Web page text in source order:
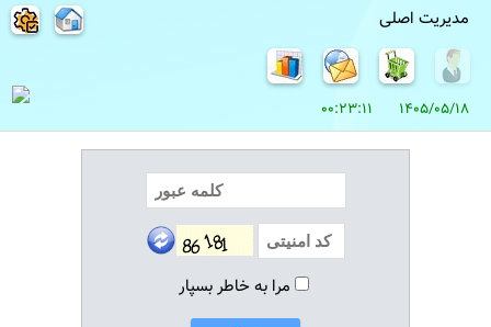
مدیریت اصلی
1405/05/18 00:23:11
مرا به خاطر بسپار